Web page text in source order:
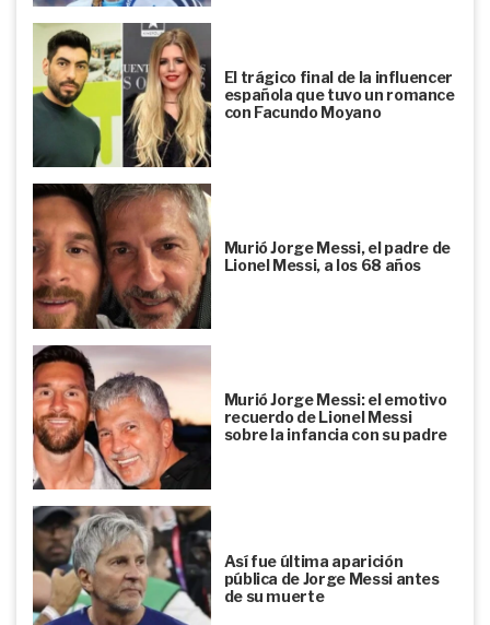
El trágico final de la influencer
española que tuvo un romance
con Facundo Moyano
Murió Jorge Messi, el padre de
Lionel Messi, a los 68 años
Murió Jorge Messi: el emotivo
recuerdo de Lionel Messi
sobre la infancia con su padre
Así fue última aparición
pública de Jorge Messi antes
de su muerte